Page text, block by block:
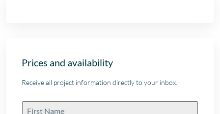
Prices and availability
Receive all project information directly to your inbox.